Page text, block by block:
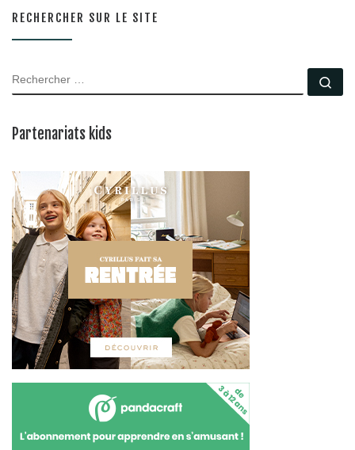
RECHERCHER SUR LE SITE
RECHERCHER
Partenariats kids